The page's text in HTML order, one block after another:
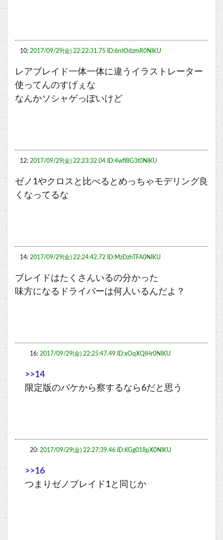
10: 2017/09/29(金) 22:22:31.75 ID:6ntOdzmR0NIKU
レアブレイド一体一体に違うイラストレーター
使ってんのすげぇな
なんかソシャゲっぽいけど
12: 2017/09/29(金) 22:23:32.04 ID:4wfI8G3t0NIKU
ゼノ1やクロスと比べるとめっちゃモデリング良
くなってるな
14: 2017/09/29(金) 22:24:42.72 ID:MzDzhTFA0NIKU
ブレイドはたくさんいるの分かった
味方になるドライバーは何人いるんだよ？
16: 2017/09/29(金) 22:25:47.49 ID:xOqXQlHr0NIKU
>>14
限定版のパケから察するなら6だと思う
20: 2017/09/29(金) 22:27:39.46 ID:KGg018pX0NIKU
>>16
つまりゼノブレイド1と同じか